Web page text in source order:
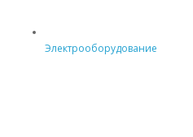
Электрооборудование